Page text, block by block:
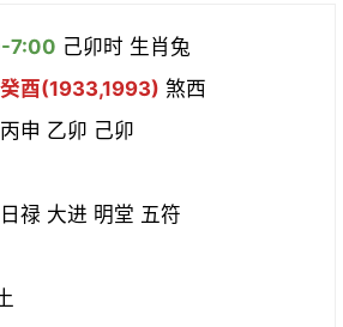
7:00 己卯时 生肖兔
癸酉(1933,1993) 煞西
申 乙卯 己卯
禄 大进 明堂 五符